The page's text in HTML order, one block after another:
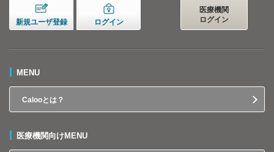
新規ユーザ登録 ログイン
医療機関
ログイン
MENU
Calooとは？
医療機関向けMENU